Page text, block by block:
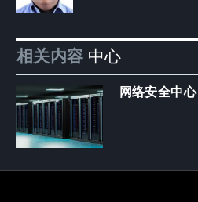
相关内容 中心
网络安全中心